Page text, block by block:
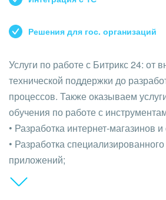
Решения для гос. организаций
Услуги по работе с Битрикс 24: от
технической поддержки до
процессов. Также оказываем
обучения по работе с
• Разработка интернет-магазинов и
• Разработка
приложений;
• Внедрение телефонии, Bitrix 24 и